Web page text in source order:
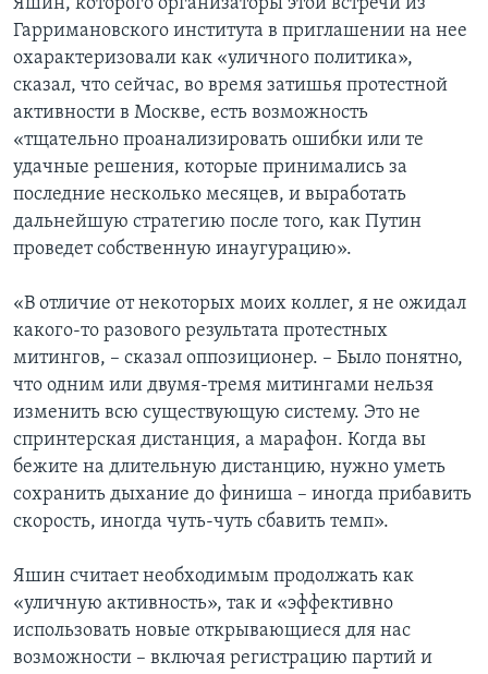
Яшин, которого организаторы этой встречи из
Гарримановского института в приглашении на нее
охарактеризовали как «уличного политика»,
сказал, что сейчас, во время затишья протестной
активности в Москве, есть возможность
«тщательно проанализировать ошибки или те
удачные решения, которые принимались за
последние несколько месяцев, и выработать
дальнейшую стратегию после того, как Путин
проведет собственную инаугурацию».
«В отличие от некоторых моих коллег, я не ожидал
какого-то разового результата протестных
митингов, – сказал оппозиционер. – Было понятно,
что одним или двумя-тремя митингами нельзя
изменить всю существующую систему. Это не
спринтерская дистанция, а марафон. Когда вы
бежите на длительную дистанцию, нужно уметь
сохранить дыхание до финиша – иногда прибавить
скорость, иногда чуть-чуть сбавить темп».
Яшин считает необходимым продолжать как
«уличную активность», так и «эффективно
использовать новые открывающиеся для нас
возможности – включая регистрацию партий и